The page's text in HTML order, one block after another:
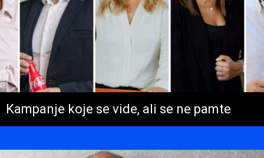
Kampanje koje se vide, ali se ne pamte